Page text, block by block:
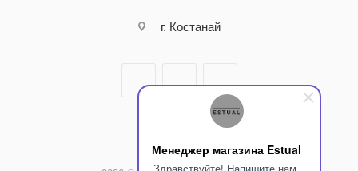
Менеджер магазина Estual
г. Костанай